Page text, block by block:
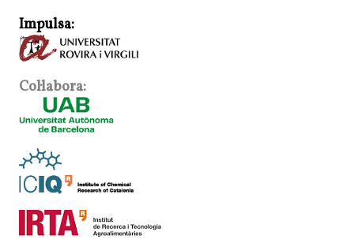
Impulsa:
Col·labora: